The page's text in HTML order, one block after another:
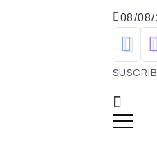
08/